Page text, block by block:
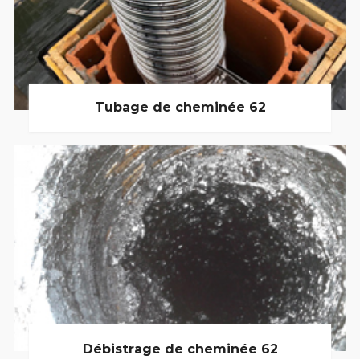
Tubage de cheminée 62
Débistrage de cheminée 62